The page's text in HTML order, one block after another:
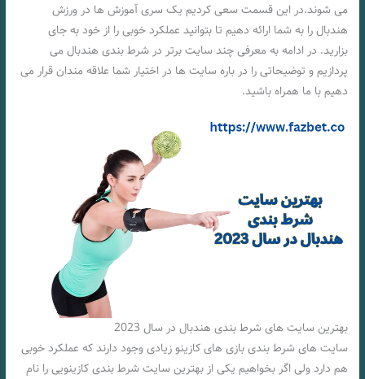
می شوند.در این قسمت سعی کردیم یک سری آموزش ها در ورزش
هندبال را به شما ارائه دهیم تا بتوانید عملکرد خوبی را از خود به جای
بزارید. در ادامه به معرفی چند سایت برتر در شرط بندی هندبال می
پردازیم و توضیحاتی را در باره سایت ها در اختیار شما علاقه مندان قرار می
دهیم با ما همراه باشید.
بهترین سایت های شرط بندی هندبال در سال 2023
سایت های شرط بندی بازی های کازینو زیادی وجود دارند که عملکرد خوبی
هم دارد ولی اگر بخواهیم یکی از بهترین سایت شرط بندی کازینویی را نام